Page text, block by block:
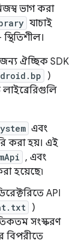
ভাগ করা
যাচাই
জন্য ঐচ্ছিক SDK
)
লাইব্রেরিগুলি
এবং
করা হয়। এই
, এবং
হয়েছে৷
API
)
সংস্করণ
বিপরীতে